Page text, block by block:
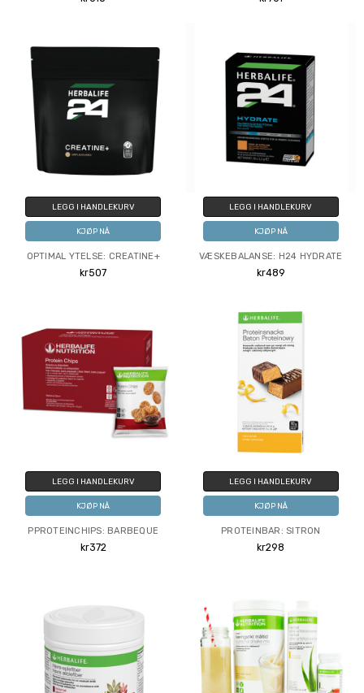
LEGG I HANDLEKURV
KJØP NÅ
OPTIMAL YTELSE: CREATINE+
kr507
LEGG I HANDLEKURV
KJØP NÅ
VÆSKEBALANSE: H24 HYDRATE
kr489
LEGG I HANDLEKURV
KJØP NÅ
PPROTEINCHIPS: BARBEQUE
kr372
LEGG I HANDLEKURV
KJØP NÅ
PROTEINBAR: SITRON
kr298